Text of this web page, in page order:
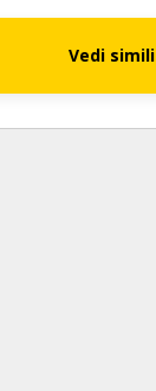
Vedi simili